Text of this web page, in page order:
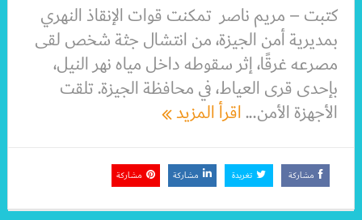
كتبت – مريم ناصر تمكنت قوات الإنقاذ النهري
بمديرية أمن الجيزة، من انتشال جثة شخص لقى
مصرعه غرقًا، إثر سقوطه داخل مياه نهر النيل،
بإحدى قرى العياط، في محافظة الجيزة. تلقت
الأجهزة الأمن...اقرأ المزيد
مشاركة تغريدة مشاركة مشاركة